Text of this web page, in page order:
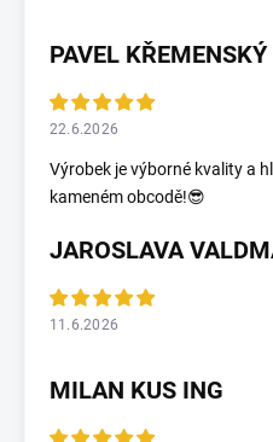
PAVEL KŘEMENSKÝ
22.6.2026
Výrobek je výborné kvality a
kameném obcodě!😎
JAROSLAVA
11.6.2026
MILAN KUS ING